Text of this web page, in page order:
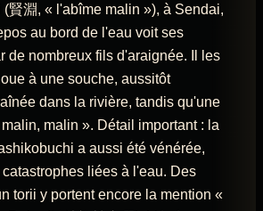
賢淵, « l'abîme malin »), à Sendai,
au bord de l'eau voit ses
de nombreux fils d'araignée. Il les
à une souche, aussitôt
dans la rivière, tandis qu'une
malin ». Détail important : la
a aussi été vénérée,
liées à l'eau. Des
torii y portent encore la mention «